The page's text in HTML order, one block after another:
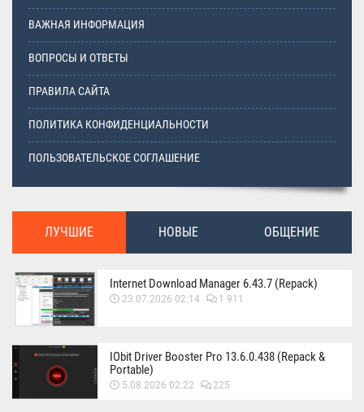
ВАЖНАЯ ИНФОРМАЦИЯ
ВОПРОСЫ И ОТВЕТЫ
ПРАВИЛА САЙТА
ПОЛИТИКА КОНФИДЕНЦИАЛЬНОСТИ
ПОЛЬЗОВАТЕЛЬСКОЕ СОГЛАШЕНИЕ
ЛУЧШИЕ НОВЫЕ ОБЩЕНИЕ
Internet Download Manager 6.43.7 (Repack)
23.07.2026 02:14 1 911
IObit Driver Booster Pro 13.6.0.438 (Repack &
Portable)
5.08.2026 02:22 225